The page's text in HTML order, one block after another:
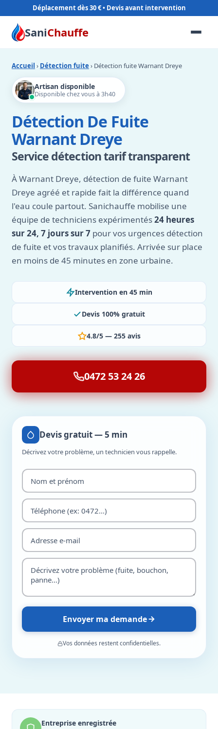
Déplacement dès 30 €
SaniChauffe
Accueil › Détection fuite › Détection fuite Warnant Dreye
Artisan disponible
Disponible chez vous à 3h40
Détection De Fuite
Warnant Dreye
Service détection tarif transparent
À Warnant Dreye, détection de fuite Warnant
Dreye agréé et rapide fait la différence quand
l'eau coule partout. Sanichauffe mobilise une
équipe de techniciens expérimentés24 heures
sur 24, 7 jours sur 7 pour vos urgences détection
de fuite et vos travaux planifiés. Arrivée sur place
en moins de 45 minutes en zone urbaine.
Intervention en 45 min
Devis 100% gratuit
4.8/5 — 255 avis
0472 53 24 26
Devis gratuit — 5 min
Décrivez votre problème, un technicien vous rappelle.
Envoyer ma demande
Vos données restent confidentielles.
Entreprise enregistrée